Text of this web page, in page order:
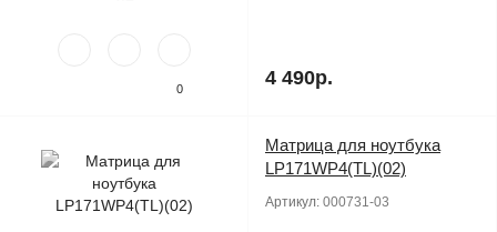
0 4 490р.
Матрица для ноутбука
LP171WP4(TL)(02)
Артикул: 000731-03